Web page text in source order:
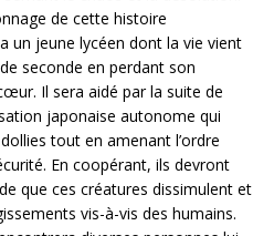
de cette histoire
un jeune lycéen dont la vie vient
seconde en perdant son
Il sera aidé par la suite de
japonaise autonome qui
tout en amenant l’ordre
En coopérant, ils devront
que ces créatures dissimulent et
vis-à-vis des humains.